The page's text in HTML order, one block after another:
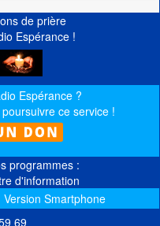
de prière
Espérance !
Espérance ?
ce service !
programmes :
d'information
Smartphone
69